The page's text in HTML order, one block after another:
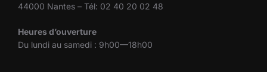
44000 Nantes – Tél: 02 40 20 02 48
Heures d’ouverture
Du lundi au samedi : 9h00—18h00